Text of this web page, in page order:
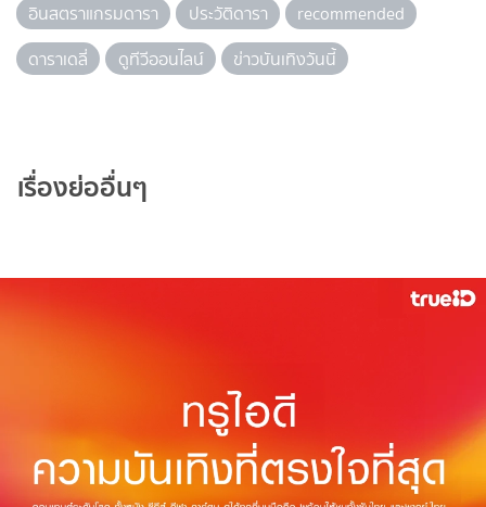
อินสตราแกรมดารา
ประวัติดารา
recommended
ดาราเดลี่
ดูทีวีออนไลน์ ข่าวบันเทิงวันนี้
เรื่องย่ออื่นๆ